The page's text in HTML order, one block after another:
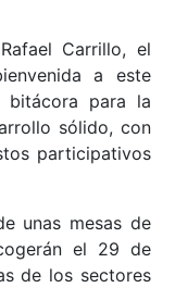
Carrillo, el
a este
bitácora para la
sólido, con
participativos
unas mesas de
el 29 de
de los sectores